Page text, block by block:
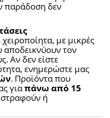
παράδοση δεν
με μικρές
αποδεικνύουν τον
Αν δεν είστε
ενημερώστε μας
. Προϊόντα που
για πάνω από 15
ή